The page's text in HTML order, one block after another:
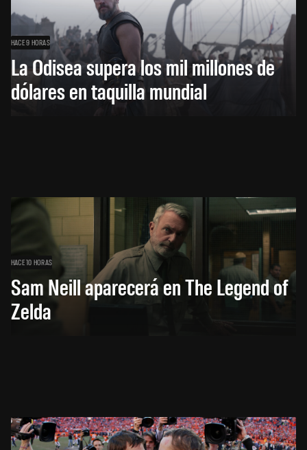
HACE 9 HORAS
La Odisea supera los mil millones de
dólares en taquilla mundial
HACE 10 HORAS
Sam Neill aparecerá en The Legend of
Zelda